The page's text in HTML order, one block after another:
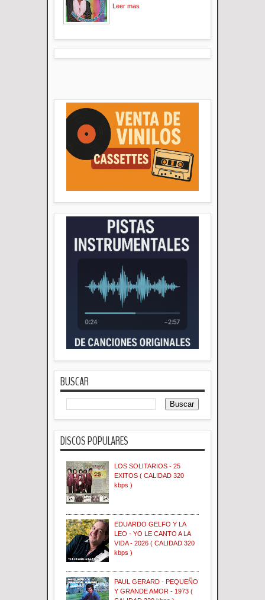
Leer mas
BUSCAR
DISCOS POPULARES
LOS SOLITARIOS - 25
EXITOS ( CALIDAD 320
kbps )
EDUARDO GELFO Y LA
LEO - YO LE CANTO A LA
VIDA - 2026 ( CALIDAD 320
kbps )
PAUL GERARD - PEQUEÑO
Y GRANDE AMOR - 1973 (